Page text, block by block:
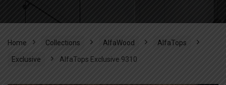
Home Collections AlfaWood AlfaTops
Exclusive AlfaTops Exclusive 9310